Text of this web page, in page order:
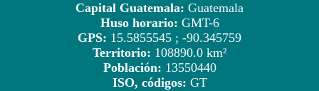
Capital Guatemala: Guatemala
Huso horario: GMT-6
GPS: 15.5855545 ; -90.345759
Territorio: 108890.0 km²
Población: 13550440
ISO, códigos: GT